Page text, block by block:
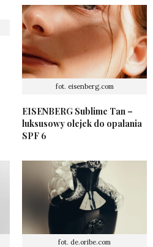
fot. eisenberg.com
EISENBERG Sublime Tan –
luksusowy olejek do opalania
SPF 6
fot. de.oribe.com